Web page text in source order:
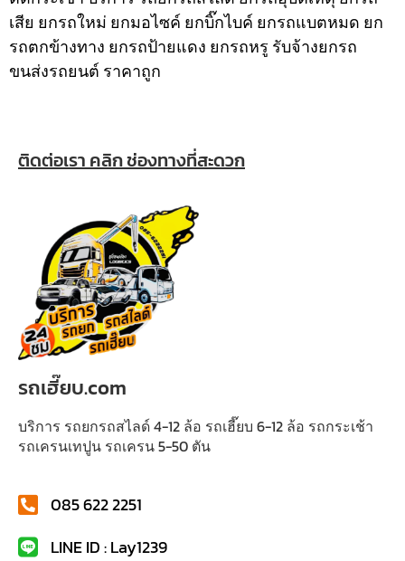
เสีย ยกรถใหม่ ยกมอไซค์ ยกบิ๊กไบค์ ยกรถแบตหมด ยก
รถตกข้างทาง ยกรถป้ายแดง ยกรถหรู รับจ้างยกรถ
ขนส่งรถยนต์ ราคาถูก
ติดต่อเรา คลิก ช่องทางที่สะดวก
รถเฮี๊ยบ.com
บริการ รถยกรถสไลด์ 4-12 ล้อ รถเฮี๊ยบ 6-12 ล้อ รถกระเช้า
รถเครนเทปูน รถเครน 5-50 ตัน
085 622 2251
LINE ID : Lay1239